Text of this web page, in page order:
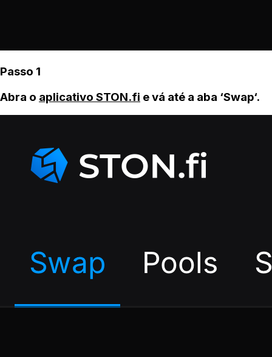
Passo 1
Abra o aplicativo STON.fi e vá até a aba ‘Swap‘.